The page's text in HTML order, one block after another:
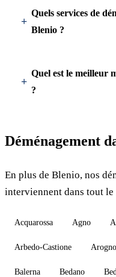
Quels services de
Blenio ?
Quel est le meilleur
?
Déménagement
En plus de Blenio, nos
interviennent dans tout le
Acquarossa Agno
Arbedo-Castione Arogno
Balerna Bedano